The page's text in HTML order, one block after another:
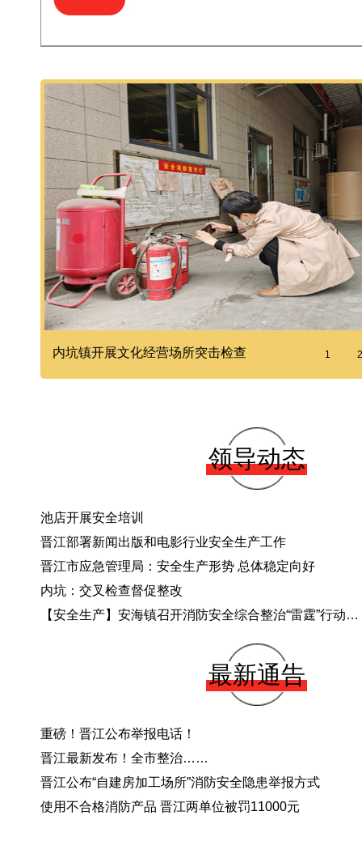
内坑镇开展文化经营场所突击检查 1 2
领导动态
池店开展安全培训
晋江部署新闻出版和电影行业安全生产工作
晋江市应急管理局：安全生产形势 总体稳定向好
内坑：交叉检查督促整改
【安全生产】安海镇召开消防安全综合整治“雷霆”行动专题研究会
最新通告
重磅！晋江公布举报电话！
晋江最新发布！全市整治……
晋江公布“自建房加工场所”消防安全隐患举报方式
使用不合格消防产品 晋江两单位被罚11000元